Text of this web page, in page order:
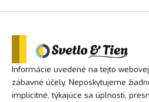
Informácie uvedené na tejto
zábavné účely. Neposkytujeme
implicitné, týkajúce sa úplnosti,